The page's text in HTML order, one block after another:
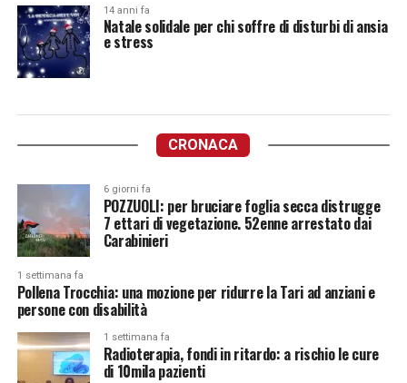
14 anni fa
Natale solidale per chi soffre di disturbi di ansia
e stress
CRONACA
6 giorni fa
POZZUOLI: per bruciare foglia secca distrugge
7 ettari di vegetazione. 52enne arrestato dai
Carabinieri
1 settimana fa
Pollena Trocchia: una mozione per ridurre la Tari ad anziani e
persone con disabilità
1 settimana fa
Radioterapia, fondi in ritardo: a rischio le cure
di 10mila pazienti